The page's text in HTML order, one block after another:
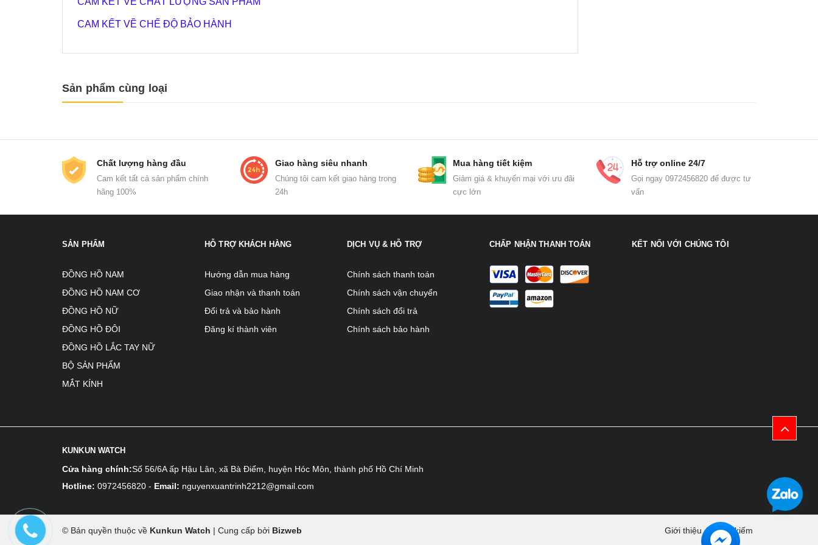
CAM KẾT VỀ CHẾ ĐỘ BẢO HÀNH
Sản phẩm cùng loại
Chất lượng hàng đầu
Cam kết tất cả sản phẩm chính
hãng 100%
Giao hàng siêu nhanh
Chúng tôi cam kết giao hàng trong
24h
Mua hàng tiết kiệm
Giảm giá & khuyến mại với ưu đãi
cực lớn
Hỗ trợ online 24/7
Gọi ngay 0972456820 để được tư
vấn
SẢN PHẨM
ĐỒNG HỒ NAM
ĐỒNG HỒ NAM CƠ
ĐỒNG HỒ NỮ
ĐỒNG HỒ ĐÔI
ĐỒNG HỒ LẮC TAY NỮ
BỘ SẢN PHẨM
MẮT KÍNH
HỖ TRỢ KHÁCH HÀNG
Hướng dẫn mua hàng
Giao nhận và thanh toán
Đổi trả và bảo hành
Đăng kí thành viên
DỊCH VỤ & HỖ TRỢ
Chính sách thanh toán
Chính sách vận chuyển
Chính sách đổi trả
Chính sách bảo hành
CHẤP NHẬN THANH TOÁN KẾT NỐI VỚI CHÚNG TÔI
KUNKUN WATCH
Cửa hàng chính:Số 56/6A ấp Hậu Lân, xã Bà Điểm, huyện Hóc Môn, thành phố Hồ Chí Minh
Hotline: 0972456820 - Email: nguyenxuantrinh2212@gmail.com
© Bản quyền thuộc về Kunkun Watch | Cung cấp bởi Bizweb Tìm kiếm
Giới thiệu